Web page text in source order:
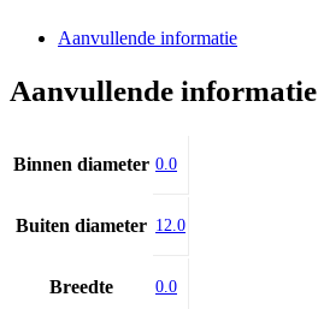
Aanvullende informatie
Aanvullende informatie
Binnen diameter 0.0
Buiten diameter 12.0
Breedte 0.0